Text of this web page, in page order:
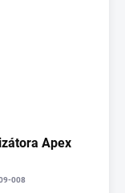
Apex
008